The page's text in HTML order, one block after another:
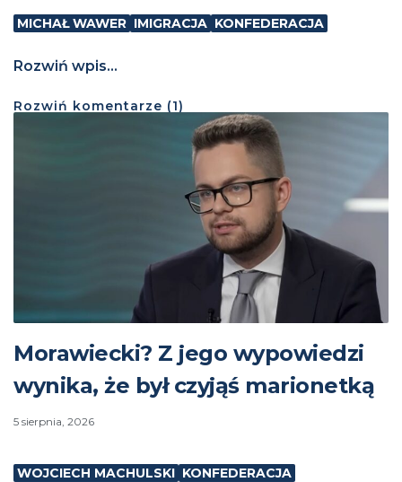
MICHAŁ WAWER IMIGRACJA KONFEDERACJA
Rozwiń wpis...
Rozwiń komentarze (1)
Morawiecki? Z jego wypowiedzi
wynika, że był czyjąś marionetką
5 sierpnia, 2026
WOJCIECH MACHULSKI KONFEDERACJA